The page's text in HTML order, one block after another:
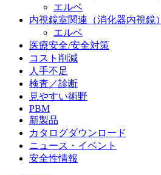
エルベ
内視鏡室関連（消化器内視鏡）
エルベ
医療安全/安全対策
コスト削減
人手不足
検査／診断
見やすい術野
PBM
新製品
カタログダウンロード
ニュース・イベント
安全性情報